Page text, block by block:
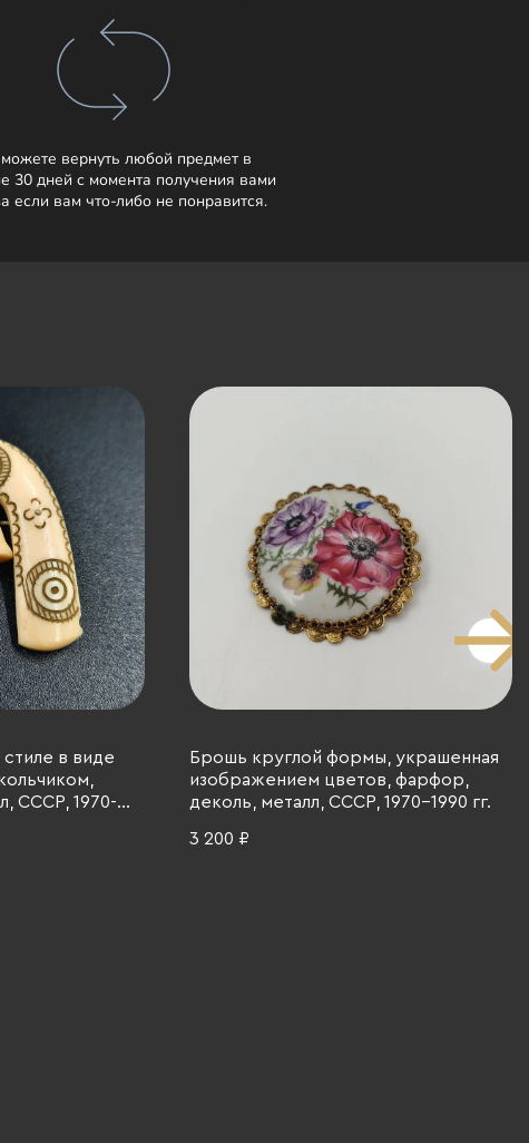
вернуть любой предмет в
30 дней с момента получения вами
если вам что-либо не понравится.
в виде
СССР, 1970-
Брошь круглой формы, украшенная
изображением цветов, фарфор,
деколь, металл, СССР, 1970-1990 гг.
3 200 ₽